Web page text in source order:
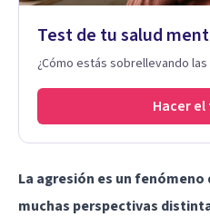
Test de tu salud
¿Cómo estás sobrellevando las
Hacer
La agresión es un
muchas perspectivas